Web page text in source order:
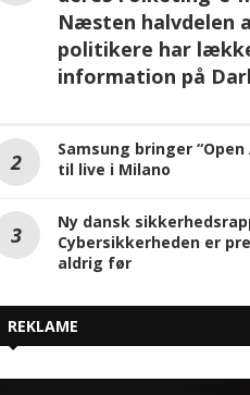
til live i Milano
Ny dansk
Cybersikkerheden er
REKLAME